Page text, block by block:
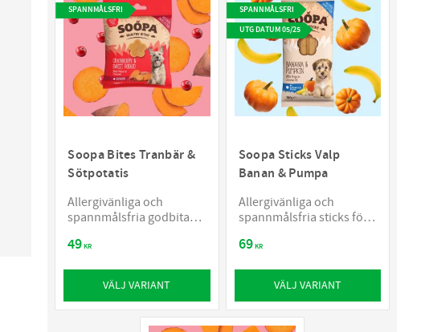
Soopa Bites Tranbär &
Sötpotatis
Allergivänliga och
spannmålsfria godbitar
49KR
SPANNMÅLSFRI
VÄLJ VARIANT
Soopa Sticks Valp
Banan & Pumpa
Allergivänliga och
spannmålsfria sticks för
69KR
SPANNMÅLSFRI
UTG DATUM 05/25
VÄLJ VARIANT